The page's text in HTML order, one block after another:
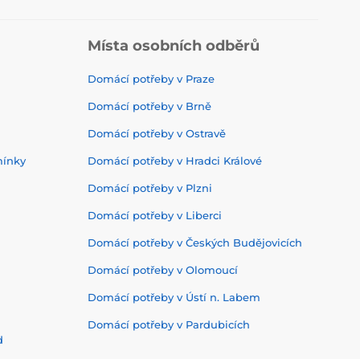
Místa osobních odběrů
Domácí potřeby v Praze
Domácí potřeby v Brně
Domácí potřeby v Ostravě
Domácí potřeby v Hradci Králové
Domácí potřeby v Plzni
Domácí potřeby v Liberci
Domácí potřeby v Českých Budějovicích
Domácí potřeby v Olomoucí
Domácí potřeby v Ústí n. Labem
Domácí potřeby v Pardubicích